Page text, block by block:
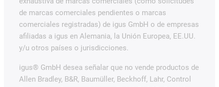
de marcas comerciales pendientes o marcas
comerciales registradas) de igus GmbH o de empresas
afiliadas a igus en Alemania, la Unión Europea, EE.UU.
y/u otros países o jurisdicciones.
igus® GmbH desea señalar que no vende productos de
Allen Bradley, B&R, Baumüller, Beckhoff, Lahr, Control